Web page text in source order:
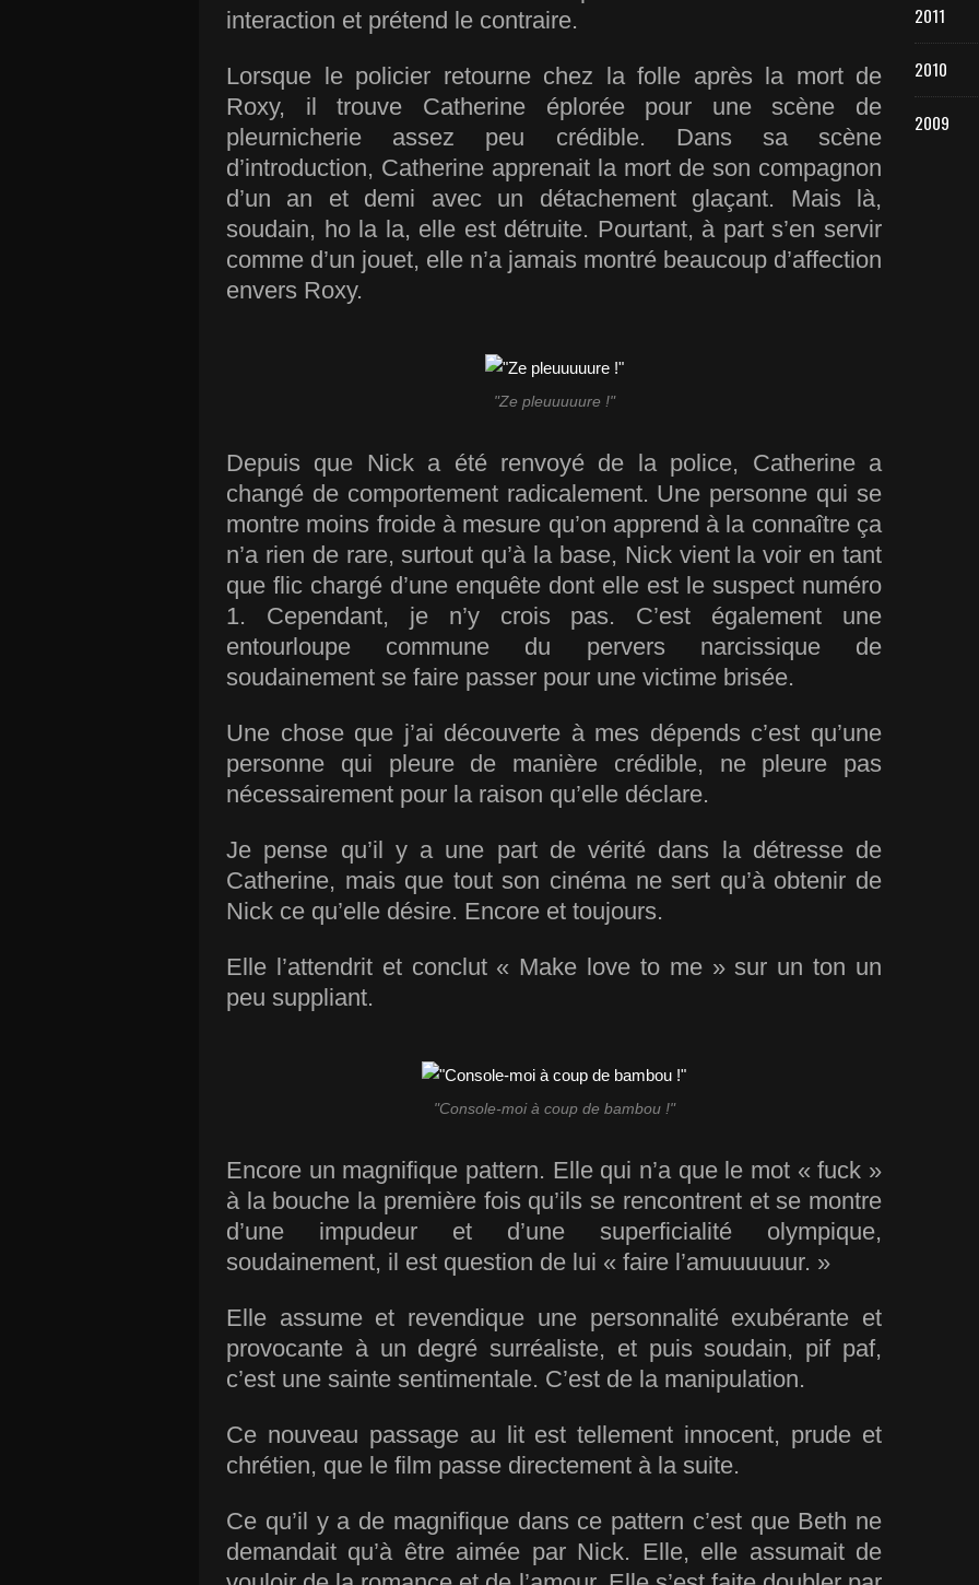
interaction et prétend le contraire.
Lorsque le policier retourne chez la folle après la mort de
Roxy, il trouve Catherine éplorée pour une scène de
pleurnicherie assez peu crédible. Dans sa scène
d’introduction, Catherine apprenait la mort de son compagnon
d’un an et demi avec un détachement glaçant. Mais là,
soudain, ho la la, elle est détruite. Pourtant, à parts’en servir
comme d’un jouet, elle n’a jamais montré beaucoup d’affection
envers Roxy.
"Ze pleuuuuure !"
Depuis que Nick a été renvoyé de la police, Catherine a
changé de comportement radicalement. Une personne qui se
montre moins froide à mesure qu’on apprend à la connaître ça
n’a rien de rare, surtout qu’à la base, Nick vient la voir en tant
que flic chargé d’une enquête dont elle est le suspect numéro
1. Cependant, je n’y crois pas. C’est également une
entourloupe commune du pervers narcissique de
soudainement se faire passer pour une victime brisée.
Une chose que j’ai découverte à mes dépends c’est qu’une
personne qui pleure de manière crédible, ne pleure pas
nécessairement pour la raison qu’elle déclare.
Je pense qu’il y a une part de vérité dans la détresse de
Catherine, mais que tout son cinéma ne sert qu’à obtenir de
Nick ce qu’elle désire. Encore et toujours.
Elle l’attendrit et conclut « Make love to me » sur un ton un
peu suppliant.
"Console-moi à coup de bambou !"
Encore un magnifique pattern. Elle qui n’a que le mot « fuck »
à la bouche la première fois qu’ils se rencontrent et se montre
d’une impudeur et d’une superficialité olympique,
soudainement, il est question de lui « faire l’amuuuuuur. »
Elle assume et revendique une personnalité exubérante et
provocante à un degré surréaliste, et puis soudain, pif paf,
c’est une sainte sentimentale. C’est de la manipulation.
Ce nouveau passage au lit est tellement innocent, prude et
chrétien, que le film passe directement à la suite.
Ce qu’il y a de magnifique dans ce pattern c’est que Beth ne
demandait qu’à être aimée par Nick. Elle, elle assumait de
2011
2010
2009